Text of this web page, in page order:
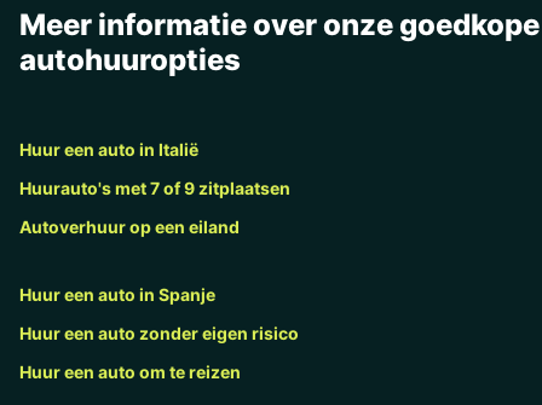
Meer informatie over onze goedkope
autohuuropties
Huur een auto in Italië
Huurauto's met 7 of 9 zitplaatsen
Autoverhuur op een eiland
Huur een auto in Spanje
Huur een auto zonder eigen risico
Huur een auto om te reizen